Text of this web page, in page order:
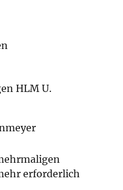
HLM U.
erforderlich